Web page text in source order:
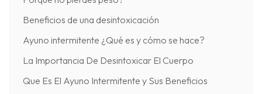
Beneficios de una desintoxicación
Ayuno intermitente ¿Qué es y cómo se hace?
La Importancia De Desintoxicar El Cuerpo
Que Es El Ayuno Intermitente y Sus Beneficios